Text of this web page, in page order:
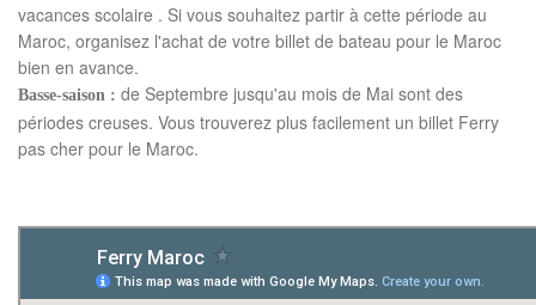
vacances scolaire . Si vous souhaitez partir à cette période au
Maroc, organisez l'achat de votre billet de bateau pour le Maroc
bien en avance.
Basse-saison : de Septembre jusqu'au mois de Mai sont des
périodes creuses. Vous trouverez plus facilement un billet Ferry
pas cher pour le Maroc.